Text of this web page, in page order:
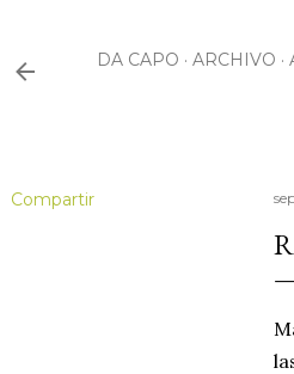
DA CAPO ARCHIVO
Compartir